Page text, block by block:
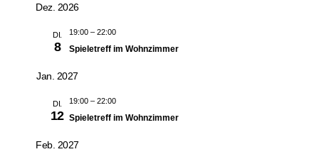
Dez. 2026
DI.
8
19:00– 22:00
Spieletreff im Wohnzimmer
Jan. 2027
DI.
12
19:00– 22:00
Spieletreff im Wohnzimmer
Feb. 2027